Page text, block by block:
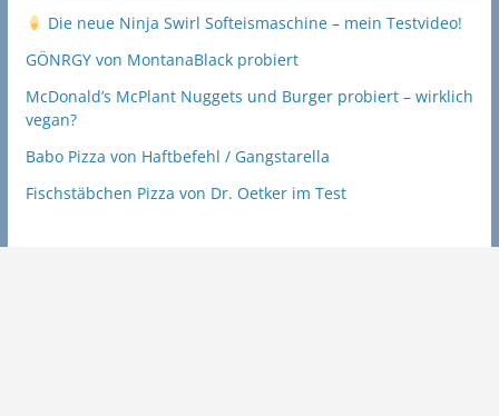
Die neue Ninja Swirl Softeismaschine – mein Testvideo!
GÖNRGY von MontanaBlack probiert
McDonald’s McPlant Nuggets und Burger probiert – wirklich
vegan?
Babo Pizza von Haftbefehl / Gangstarella
Fischstäbchen Pizza von Dr. Oetker im Test